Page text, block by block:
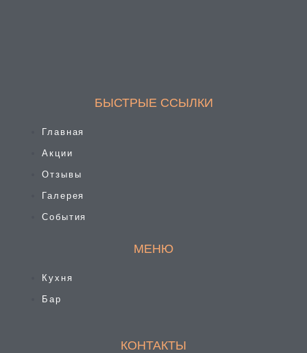
БЫСТРЫЕ ССЫЛКИ
Главная
Акции
Отзывы
Галерея
События
МЕНЮ
Кухня
Бар
КОНТАКТЫ